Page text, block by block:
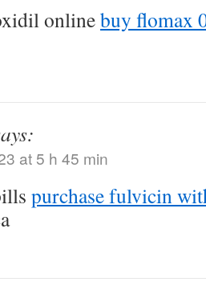
onlinebuy flomax
at 5 h 45 min
purchase fulvicin